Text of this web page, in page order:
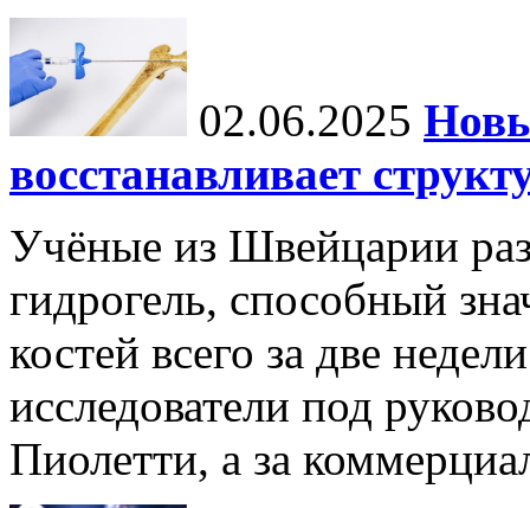
02.06.2025
восстанавливает
Учёные из Швейцарии
гидрогель, способный
костей всего за две
исследователи под
Пиолетти, а за